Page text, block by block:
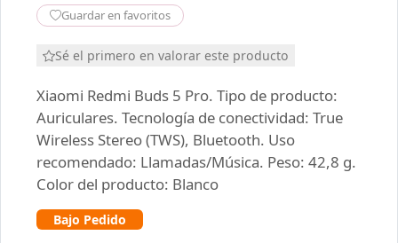
Guardar en favoritos
Sé el primero en valorar este producto
Xiaomi Redmi Buds 5 Pro. Tipo de producto:
Auriculares. Tecnología de conectividad: True
Wireless Stereo (TWS), Bluetooth. Uso
recomendado: Llamadas/Música. Peso: 42,8 g.
Color del producto: Blanco
Bajo Pedido